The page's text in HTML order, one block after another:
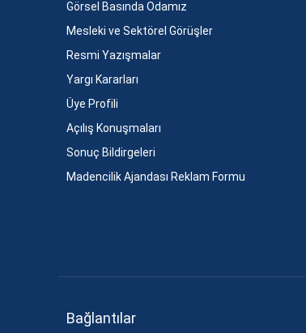
Görsel Basında Odamız
Mesleki ve Sektörel Görüşler
Resmi Yazışmalar
Yargı Kararları
Üye Profili
Açılış Konuşmaları
Sonuç Bildirgeleri
Madencilik Ajandası Reklam Formu
Bağlantılar